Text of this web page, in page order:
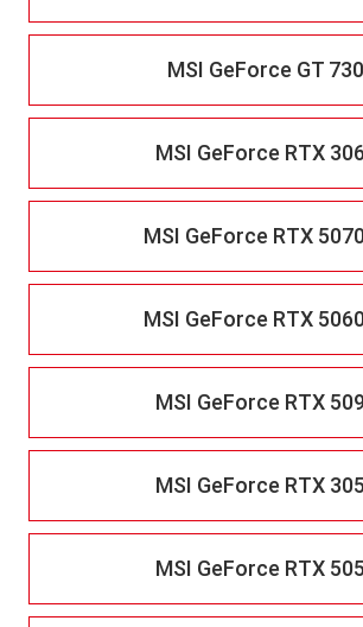
MSI GeForce GT 730
MSI GeForce RTX
MSI GeForce RTX
MSI GeForce RTX
MSI GeForce RTX
MSI GeForce RTX
MSI GeForce RTX